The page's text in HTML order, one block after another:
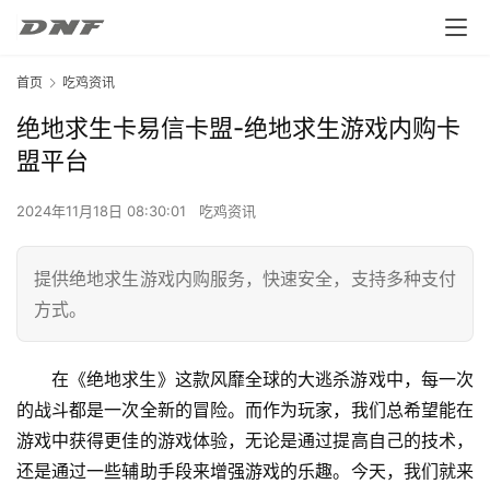
首页 吃鸡资讯
绝地求生卡易信卡盟-绝地求生游戏内购卡
盟平台
2024年11月18日 08:30:01 吃鸡资讯
提供绝地求生游戏内购服务，快速安全，支持多种支付
方式。
在《绝地求生》这款风靡全球的大逃杀游戏中，每一次
的战斗都是一次全新的冒险。而作为玩家，我们总希望能在
游戏中获得更佳的游戏体验，无论是通过提高自己的技术，
还是通过一些辅助手段来增强游戏的乐趣。今天，我们就来